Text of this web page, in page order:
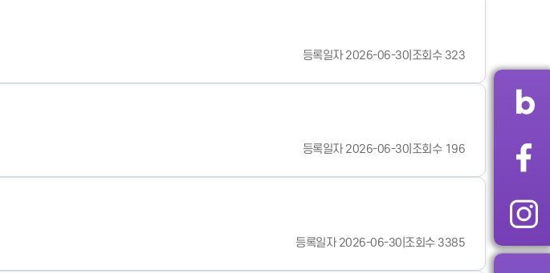
등록일자 2026-06-30 조회수 323
등록일자 2026-06-30 조회수 196
등록일자 2026-06-30 조회수 3385